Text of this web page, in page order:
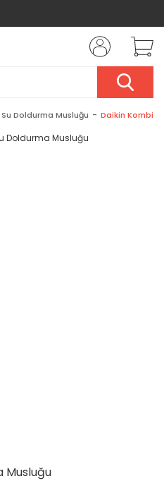
Su Doldurma Musluğu Daikin Kombi
Musluğu